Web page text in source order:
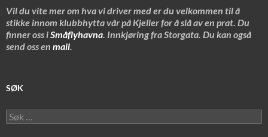
Vil du vite mer om hva vi driver med er du velkommen til å
stikke innom klubbhytta vår på Kjeller for å slå av en prat. Du
finner oss iSmåflyhavna. Innkjøring fra Storgata. Du kan også
send oss en mail.
SØK
Søk
etter: